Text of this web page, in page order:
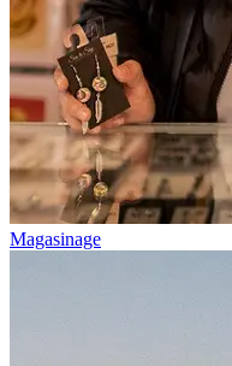
Magasinage